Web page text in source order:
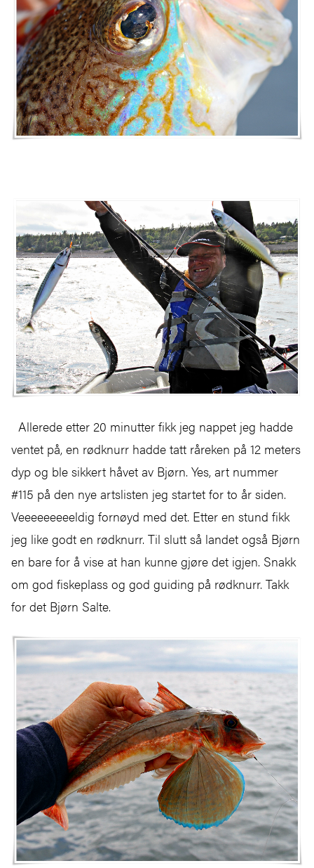
Allerede etter 20 minutter fikk jeg nappet jeg hadde
ventet på, en rødknurr hadde tatt råreken på 12 meters
dyp og ble sikkert håvet av Bjørn. Yes, art nummer
#115 på den nye artslisten jeg startet for to år siden.
Veeeeeeeeeldig fornøyd med det. Etter en stund fikk
jeg like godt en rødknurr. Til slutt så landet også Bjørn
en bare for å vise at han kunne gjøre det igjen. Snakk
om god fiskeplass og god guiding på rødknurr. Takk
for det Bjørn Salte.